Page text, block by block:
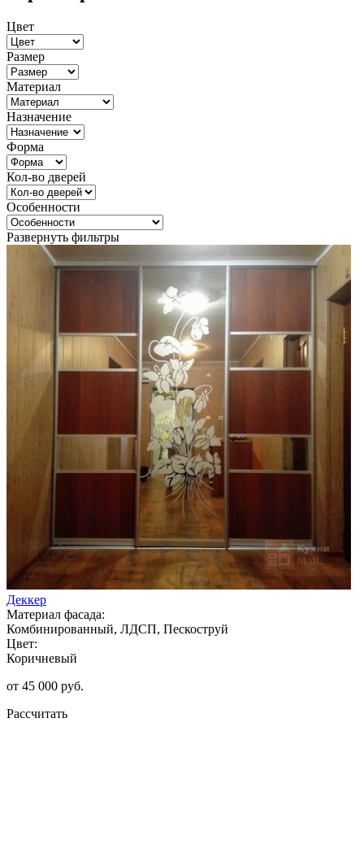
Цвет
Размер
Материал
Назначение
Форма
Кол-во дверей
Особенности
Развернуть фильтры
Деккер
Материал фасада:
Комбинированный, ЛДСП, Пескоструй
Цвет:
Коричневый
от 45 000 руб.
Рассчитать